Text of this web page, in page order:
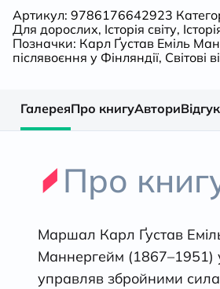
Артикул: 9786176642923
Для дорослих, Історія світу,
Позначки: Карл Ґустав Еміль
післявоєння у Фінляндії, Світові
ГалереяПро книгуАвтори
Про
Маршал Карл Ґустав
Маннергейм (1867–1951)
управляв збройними